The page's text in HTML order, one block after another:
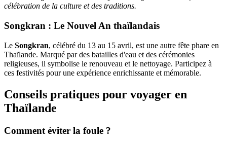
célébration de la culture et des traditions.
Songkran : Le Nouvel An thaïlandais
Le Songkran, célébré du 13 au 15 avril, est une autre fête phare en
Thaïlande. Marqué par des batailles d'eau et des cérémonies
religieuses, il symbolise le renouveau et le nettoyage. Participez à
ces festivités pour une expérience enrichissante et mémorable.
Conseils pratiques pour voyager en
Thaïlande
Comment éviter la foule ?